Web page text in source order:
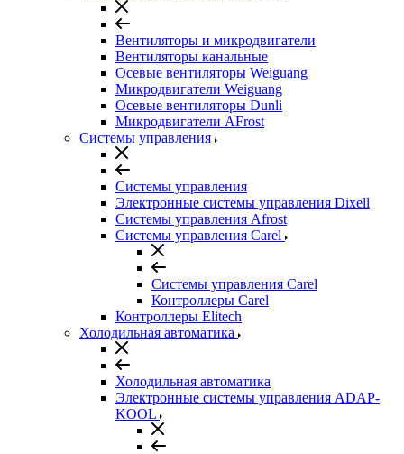
Вентиляторы и микродвигатели
Вентиляторы канальные
Осевые вентиляторы Weiguang
Микродвигатели Weiguang
Осевые вентиляторы Dunli
Микродвигатели AFrost
Системы управления
Системы управления
Электронные системы управления Dixell
Системы управления Afrost
Системы управления Carel
Системы управления Carel
Контроллеры Carel
Контроллеры Elitech
Холодильная автоматика
Холодильная автоматика
Электронные системы управления ADAP-
KOOL